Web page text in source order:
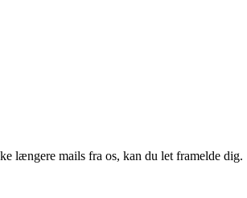
længere mails fra os, kan du let framelde dig.